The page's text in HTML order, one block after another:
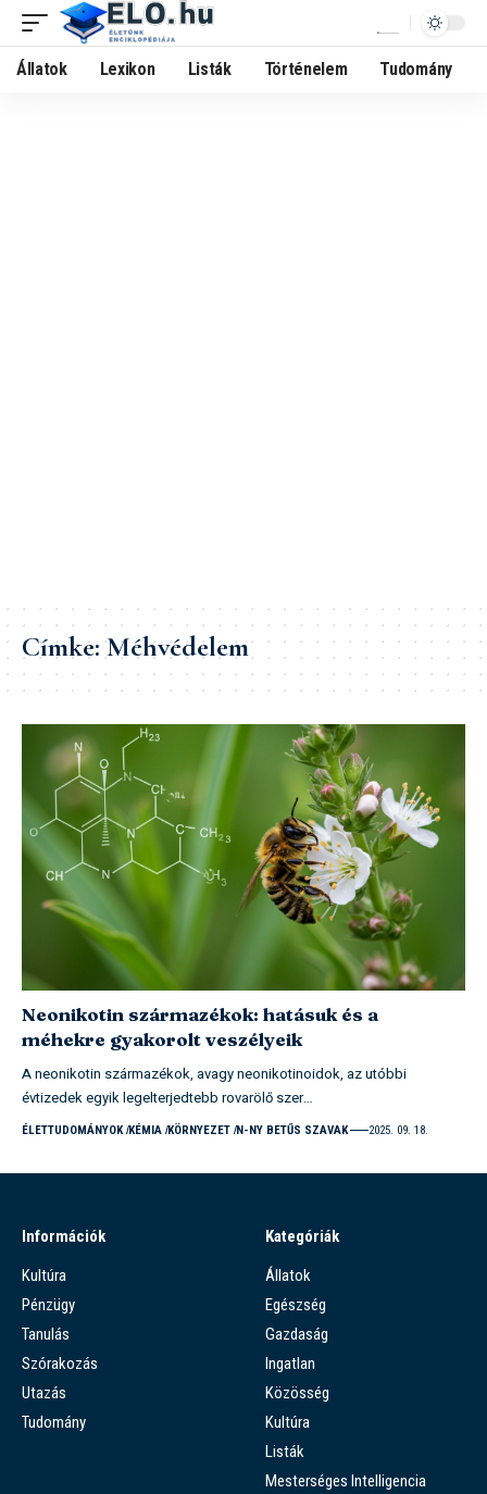
Állatok Lexikon Listák Történelem Tudomány
Címke:Méhvédelem
Neonikotin származékok: hatásuk és a
méhekre gyakorolt veszélyeik
A neonikotin származékok, avagy neonikotinoidok, az utóbbi
évtizedek egyik legelterjedtebb rovarölő szer…
ÉLETTUDOMÁNYOK KÉMIA KÖRNYEZET N-NY BETŰS SZAVAK 2025. 09. 18.
Információk
Kultúra
Pénzügy
Tanulás
Szórakozás
Utazás
Tudomány
Kategóriák
Állatok
Egészség
Gazdaság
Ingatlan
Közösség
Kultúra
Listák
Mesterséges Intelligencia